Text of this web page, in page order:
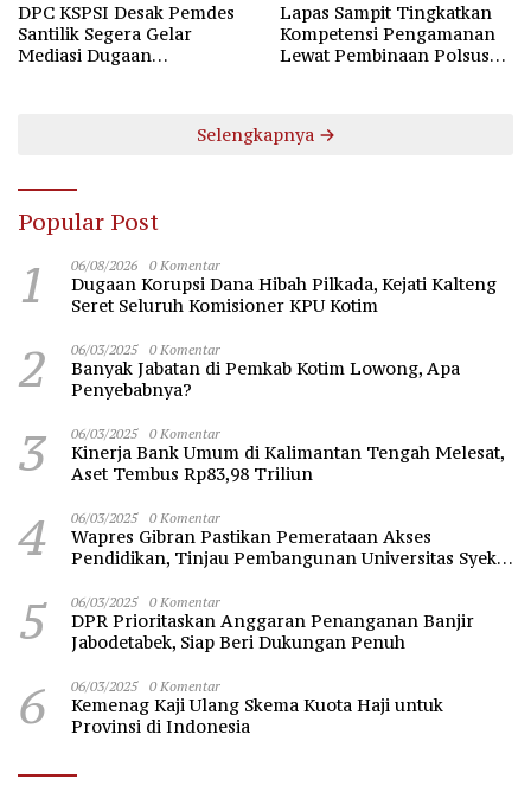
DPC KSPSI Desak Pemdes
Santilik Segera Gelar
Mediasi Dugaan
Lapas Sampit Tingkatkan
Kompetensi Pengamanan
Lewat Pembinaan Polsus
Selengkapnya
Popular Post
1 06/08/2026 0 Komentar
Dugaan Korupsi Dana Hibah Pilkada, Kejati Kalteng
Seret Seluruh Komisioner KPU Kotim
2 06/03/2025 0 Komentar
Banyak Jabatan di Pemkab Kotim Lowong, Apa
Penyebabnya?
3 06/03/2025 0 Komentar
Kinerja Bank Umum di Kalimantan Tengah Melesat,
Aset Tembus Rp83,98 Triliun
4 06/03/2025 0 Komentar
Wapres Gibran Pastikan Pemerataan Akses
Pendidikan, Tinjau Pembangunan Universitas Syekh
5 06/03/2025 0 Komentar
DPR Prioritaskan Anggaran Penanganan Banjir
Jabodetabek, Siap Beri Dukungan Penuh
6 06/03/2025 0 Komentar
Kemenag Kaji Ulang Skema Kuota Haji untuk
Provinsi di Indonesia